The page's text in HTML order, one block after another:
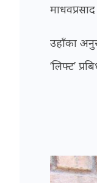
उहाँका
‘लिफ्ट’